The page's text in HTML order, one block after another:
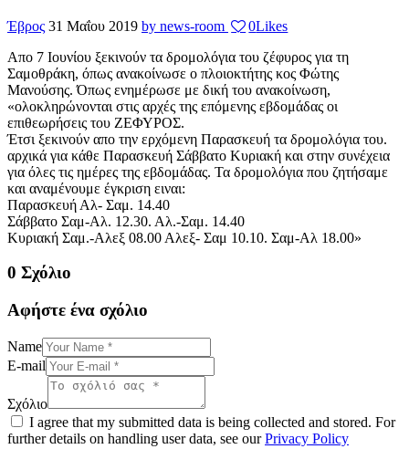
Έβρος 31 Μαΐου 2019 by news-room 0Likes
Απο 7 Ιουνίου ξεκινούν τα δρομολόγια του ζέφυρος για τη
Σαμοθράκη, όπως ανακοίνωσε ο πλοιοκτήτης κος Φώτης
Μανούσης. Όπως ενημέρωσε με δική του ανακοίνωση,
«ολοκληρώνονται στις αρχές της επόμενης εβδομάδας οι
επιθεωρήσεις του ΖΕΦΥΡΟΣ.
Έτσι ξεκινούν απο την ερχόμενη Παρασκευή τα δρομολόγια του.
αρχικά για κάθε Παρασκευή Σάββατο Κυριακή και στην συνέχεια
για όλες τις ημέρες της εβδομάδας. Τα δρομολόγια που ζητήσαμε
και αναμένουμε έγκριση ειναι:
Παρασκευή Αλ- Σαμ. 14.40
Σάββατο Σαμ-Αλ. 12.30. Αλ.-Σαμ. 14.40
Κυριακή Σαμ.-Αλεξ 08.00 Αλεξ- Σαμ 10.10. Σαμ-Αλ 18.00»
0 Σχόλιο
Αφήστε ένα σχόλιο
Name
E-mail
Σχόλιο
I agree that my submitted data is being collected and stored. For
further details on handling user data, see ourPrivacy Policy